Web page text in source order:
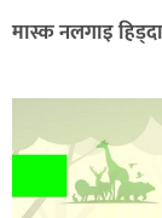
मास्क नलगाइ